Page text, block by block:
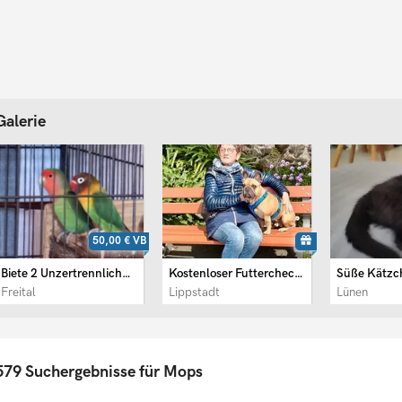
Biete 2 Unzertrennliche an
Freital
50,00 €VB
Kostenloser Futtercheck – ...
Lippstadt
Lünen
Suchergebnisse für Mops